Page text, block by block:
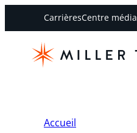
CarrièresCentre média
Accueil